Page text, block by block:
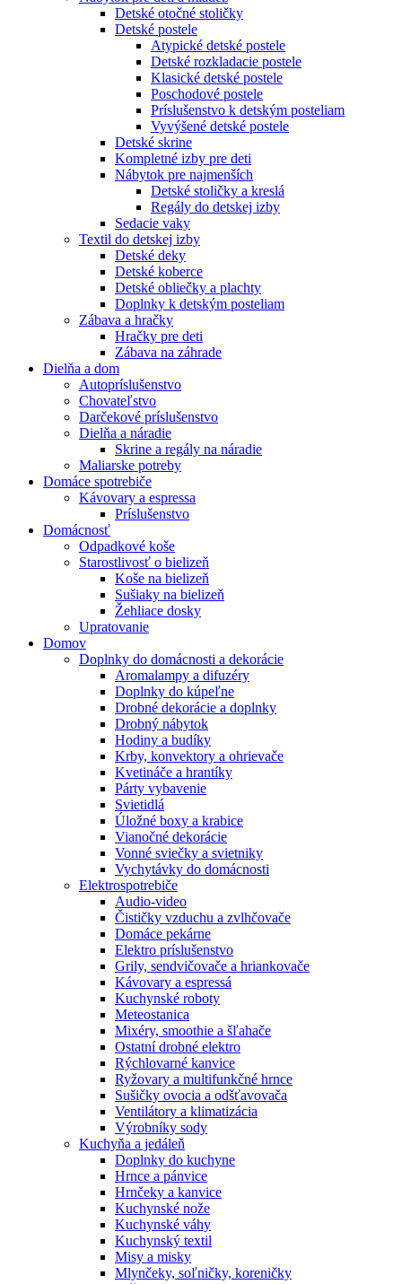
Detské otočné stoličky
Detské postele
Atypické detské postele
Detské rozkladacie postele
Klasické detské postele
Poschodové postele
Príslušenstvo k detským posteliam
Vyvýšené detské postele
Detské skrine
Kompletné izby pre deti
Nábytok pre najmenších
Detské stoličky a kreslá
Regály do detskej izby
Sedacie vaky
Textil do detskej izby
Detské deky
Detské koberce
Detské obliečky a plachty
Doplnky k detským posteliam
Zábava a hračky
Hračky pre deti
Zábava na záhrade
Dielňa a dom
Autopríslušenstvo
Chovateľstvo
Darčekové príslušenstvo
Dielňa a náradie
Skrine a regály na náradie
Maliarske potreby
Domáce spotrebiče
Kávovary a espressa
Príslušenstvo
Domácnosť
Odpadkové koše
Starostlivosť o bielizeň
Koše na bielizeň
Sušiaky na bielizeň
Žehliace dosky
Upratovanie
Domov
Doplnky do domácnosti a dekorácie
Aromalampy a difuzéry
Doplnky do kúpeľne
Drobné dekorácie a doplnky
Drobný nábytok
Hodiny a budíky
Krby, konvektory a ohrievače
Kvetináče a hrantíky
Párty vybavenie
Svietidlá
Úložné boxy a krabice
Vianočné dekorácie
Vonné sviečky a svietniky
Vychytávky do domácnosti
Elektrospotrebiče
Audio-video
Čističky vzduchu a zvlhčovače
Domáce pekárne
Elektro príslušenstvo
Grily, sendvičovače a hriankovače
Kávovary a espressá
Kuchynské roboty
Meteostanica
Mixéry, smoothie a šľahače
Ostatní drobné elektro
Rýchlovarné kanvice
Ryžovary a multifunkčné hrnce
Sušičky ovocia a odšťavovača
Ventilátory a klimatizácia
Výrobníky sody
Kuchyňa a jedáleň
Doplnky do kuchyne
Hrnce a pánvice
Hrnčeky a kanvice
Kuchynské nože
Kuchynské váhy
Kuchynský textil
Misy a misky
Mlynčeky, soľničky, koreničky